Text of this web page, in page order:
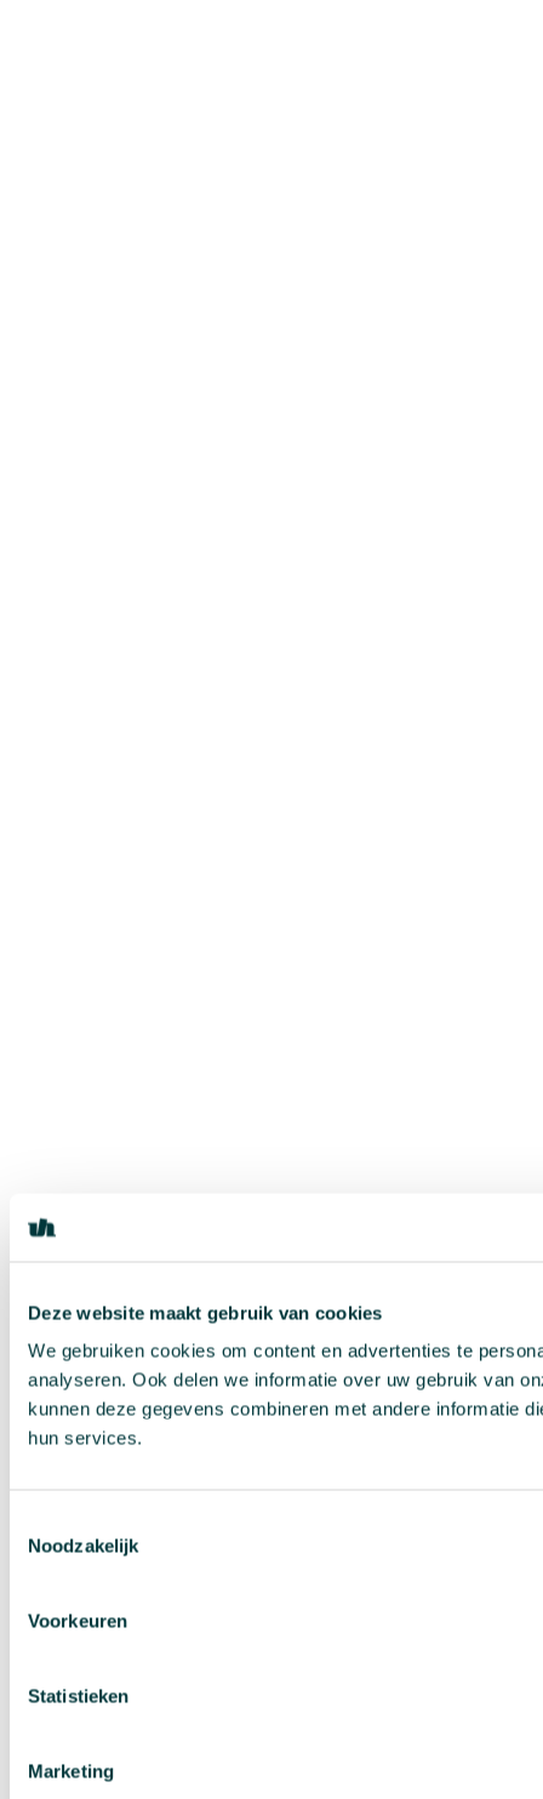
Deze website maakt gebruik van cookies
We gebruiken cookies om content en advertenties te
analyseren. Ook delen we informatie over uw gebruik van
kunnen deze gegevens combineren met andere informatie
hun services.
Noodzakelijk
Voorkeuren
Statistieken
Marketing